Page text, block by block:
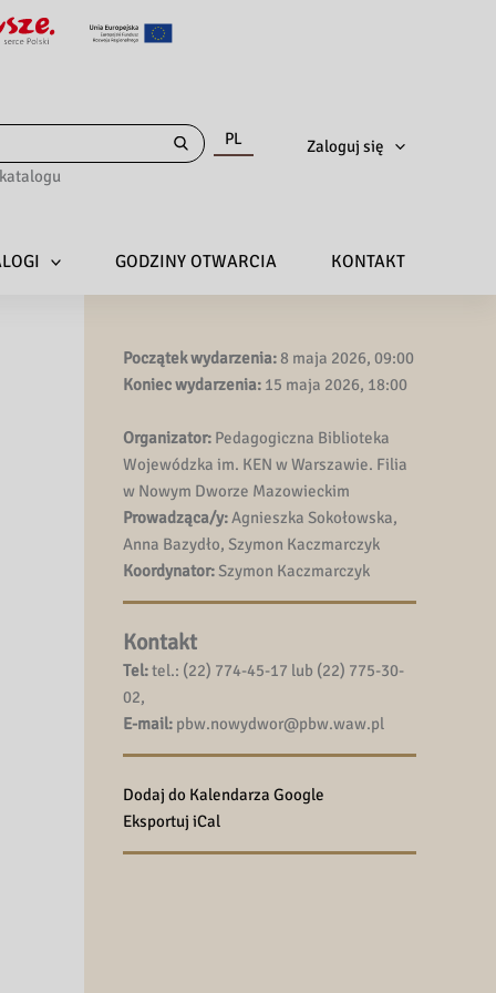
PL Zaloguj się
GODZINY OTWARCIA KONTAKT
Początek wydarzenia:8 maja 2026, 09:00
Koniec wydarzenia: 15 maja 2026, 18:00
Organizator: Pedagogiczna Biblioteka
Wojewódzka im. KEN w Warszawie. Filia
w Nowym Dworze Mazowieckim
Prowadząca/y:Agnieszka Sokołowska,
Anna Bazydło, Szymon Kaczmarczyk
Koordynator:Szymon Kaczmarczyk
Kontakt
Tel:tel.: (22) 774-45-17 lub (22) 775-30-
02,
E-mail: pbw.nowydwor@pbw.waw.pl
Dodaj do Kalendarza Google
Eksportuj iCal